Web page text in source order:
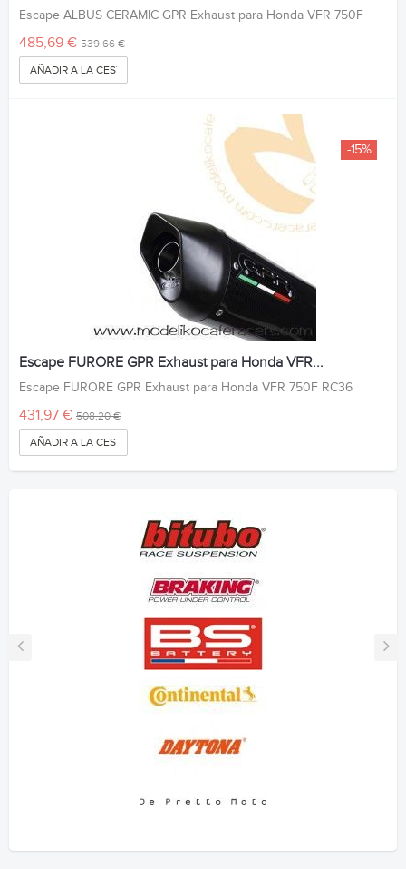
Escape ALBUS CERAMIC GPR Exhaust para Honda VFR 750F
485,69 € 539,66 €
AÑADIR A LA CESTA
-15%
Escape FURORE GPR Exhaust para Honda VFR...
Escape FURORE GPR Exhaust para Honda VFR 750F RC36
431,97 € 508,20 €
AÑADIR A LA CESTA